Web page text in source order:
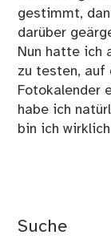
gestimmt,
darüber
Nun hatte ich
zu testen, auf
Fotokalender
habe ich
bin ich
Suche